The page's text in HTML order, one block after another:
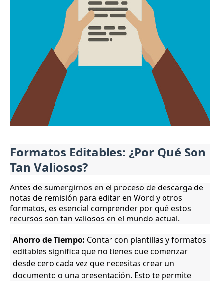
Formatos Editables: ¿Por Qué Son
Tan Valiosos?
Antes de sumergirnos en el proceso de descarga de
notas de remisión para editar en Word y otros
formatos, es esencial comprender por qué estos
recursos son tan valiosos en el mundo actual.
Ahorro de Tiempo: Contar con plantillas y formatos
editables significa que no tienes que comenzar
desde cero cada vez que necesitas crear un
documento o una presentación. Esto te permite